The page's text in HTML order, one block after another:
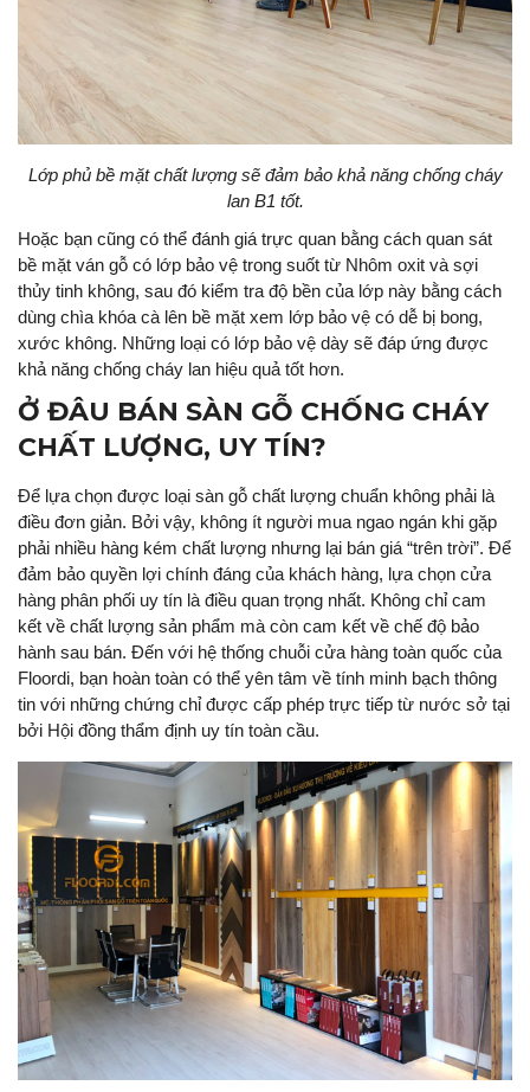
Lớp phủ bề mặt chất lượng sẽ đảm bảo khả năng chống cháy
lan B1 tốt.
Hoặc bạn cũng có thể đánh giá trực quan bằng cách quan sát
bề mặt ván gỗ có lớp bảo vệ trong suốt từ Nhôm oxit và sợi
thủy tinh không, sau đó kiểm tra độ bền của lớp này bằng cách
dùng chìa khóa cà lên bề mặt xem lớp bảo vệ có dễ bị bong,
xước không. Những loại có lớp bảo vệ dày sẽ đáp ứng được
khả năng chống cháy lan hiệu quả tốt hơn.
Ở ĐÂU BÁN SÀN GỖ CHỐNG CHÁY
CHẤT LƯỢNG, UY TÍN?
Để lựa chọn được loại sàn gỗ chất lượng chuẩn không phải là
điều đơn giản. Bởi vậy, không ít người mua ngao ngán khi gặp
phải nhiều hàng kém chất lượng nhưng lại bán giá “trên trời”. Để
đảm bảo quyền lợi chính đáng của khách hàng, lựa chọn cửa
hàng phân phối uy tín là điều quan trọng nhất. Không chỉ cam
kết về chất lượng sản phẩm mà còn cam kết về chế độ bảo
hành sau bán. Đến với hệ thống chuỗi cửa hàng toàn quốc của
Floordi, bạn hoàn toàn có thể yên tâm về tính minh bạch thông
tin với những chứng chỉ được cấp phép trực tiếp từ nước sở tại
bởi Hội đồng thẩm định uy tín toàn cầu.